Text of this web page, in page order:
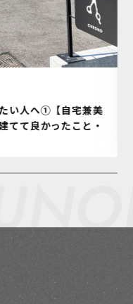
お客様の声
い人へ①【自宅兼美
てて良かったこと・